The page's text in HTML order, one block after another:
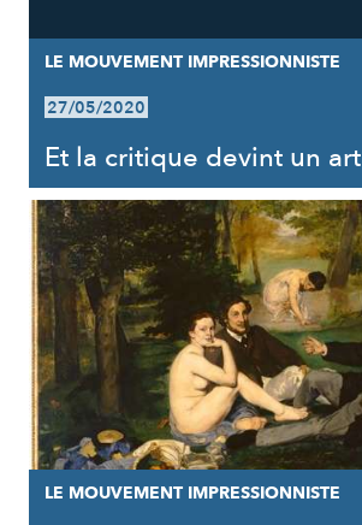
LE MOUVEMENT IMPRESSIONNISTE
27/05/2020
Et la critique devint un art
LE MOUVEMENT IMPRESSIONNISTE